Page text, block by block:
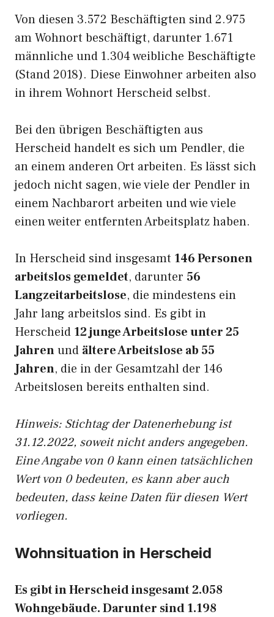
Von diesen 3.572 Beschäftigten sind 2.975
am Wohnort beschäftigt, darunter 1.671
männliche und 1.304 weibliche Beschäftigte
(Stand 2018). Diese Einwohner arbeiten also
in ihrem Wohnort Herscheid selbst.
Bei den übrigen Beschäftigten aus
Herscheid handelt es sich um Pendler, die
an einem anderen Ort arbeiten. Es lässt sich
jedoch nicht sagen, wie viele der Pendler in
einem Nachbarort arbeiten und wie viele
einen weiter entfernten Arbeitsplatz haben.
In Herscheid sind insgesamt 146 Personen
arbeitslos gemeldet, darunter 56
Langzeitarbeitslose, die mindestens ein
Jahr lang arbeitslos sind. Es gibt in
Herscheid 12 junge Arbeitslose unter 25
Jahrenund ältere Arbeitslose ab 55
Jahren, die in der Gesamtzahl der 146
Arbeitslosen bereits enthalten sind.
Hinweis: Stichtag der Datenerhebung ist
31.12.2022, soweit nicht anders angegeben.
Eine Angabe von 0 kann einen tatsächlichen
Wert von 0 bedeuten, es kann aber auch
bedeuten, dass keine Daten für diesen Wert
vorliegen.
Wohnsituation in Herscheid
Es gibt in Herscheid insgesamt 2.058
Wohngebäude. Darunter sind 1.198